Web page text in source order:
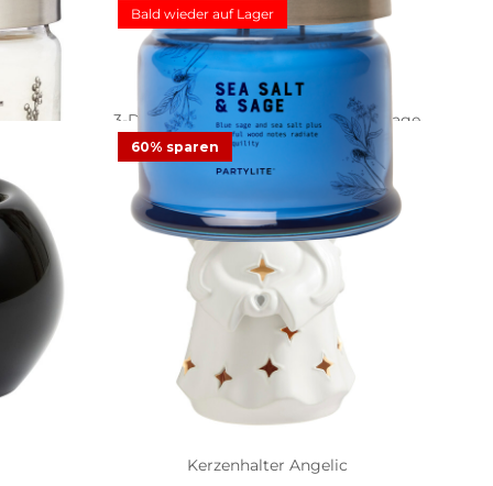
9 Bewertungen
Bald wieder auf Lager
3-Docht-Duftwachsglas Sea Salt & Sage
(neues Etikett)
34,95 € Angebot
60% sparen
Kerzenhalter Angelic